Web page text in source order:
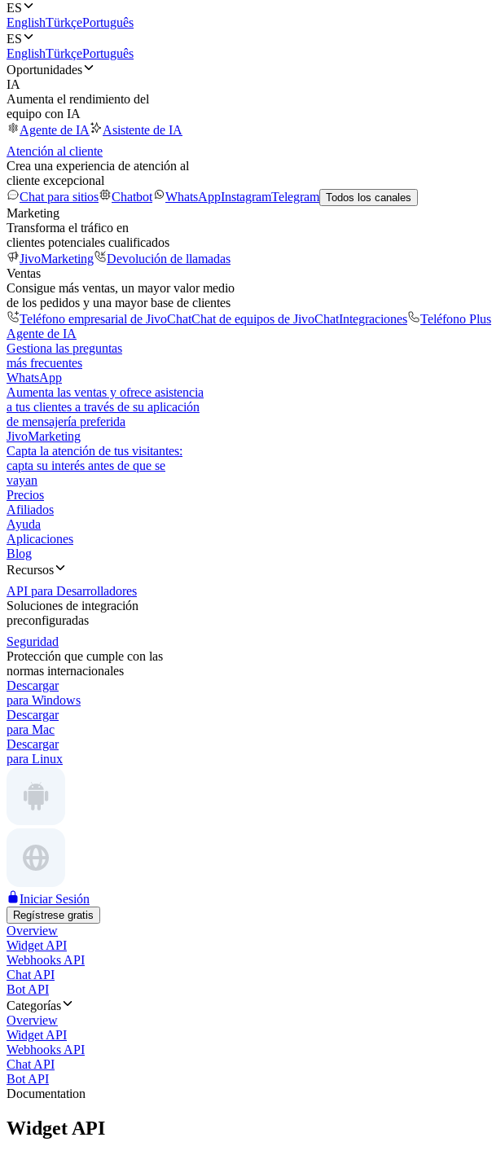
ES
EnglishTürkçePortuguês
ES
EnglishTürkçePortuguês
Oportunidades
IA
Aumenta el rendimiento del
equipo con IA
Agente de IA
Asistente de IA
Atención al cliente
Crea una experiencia de atención al
cliente excepcional
Chat para sitios
Chatbot WhatsAppInstagramTelegram Todos los canales
Marketing
Transforma el tráfico en
clientes potenciales cualificados
JivoMarketing
Devolución de llamadas
Ventas
Consigue más ventas, un mayor valor medio
de los pedidos y una mayor base de clientes
Teléfono empresarial de JivoChatChat de equipos de JivoChatIntegraciones Teléfono Plus
Agente de IA
Gestiona las preguntas
más frecuentes
WhatsApp
Aumenta las ventas y ofrece asistencia
a tus clientes a través de su aplicación
de mensajería preferida
JivoMarketing
Capta la atención de tus visitantes:
capta su interés antes de que se
vayan
Precios
Afiliados
Ayuda
Aplicaciones
Blog
Recursos
API para Desarrolladores
Soluciones de integración
preconfiguradas
Seguridad
Protección que cumple con las
normas internacionales
Descargar
para Windows
Descargar
para Mac
Descargar
para Linux
Iniciar Sesión
Regístrese gratis
Overview
Widget API
Webhooks API
Chat API
Bot API
Categorías
Overview
Widget API
Webhooks API
Chat API
Bot API
Documentation
Widget API